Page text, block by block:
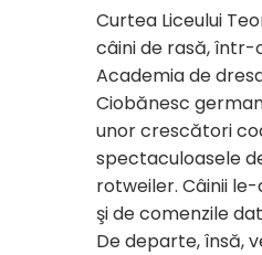
Curtea Liceului
câini de rasă, într-
Academia de
Ciobănesc
unor crescători
spectaculoasele
rotweiler. Câinii
şi de comenzile
De departe, însă,